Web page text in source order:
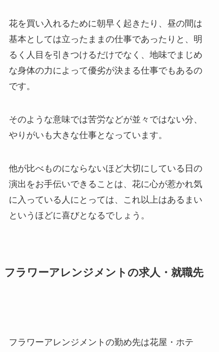
花を買い入れるために朝早く起きたり、昼の間は
基本としては立ったままの仕事であったりと、明
るく人目を引きつけるだけでなく、地味でまじめ
な身体の力によって優劣が決まる仕事でもあるの
です。
そのような意味では苦労などが並々ではない分、
やりがいも大きな仕事となっています。
他が比べものにならないほど大切にしている日の
演出をお手伝いできることは、花に心が惹かれ気
に入っている人にとっては、これ以上はあるまい
というほどに喜びとなるでしょう。
フラワーアレンジメントの求人・就職先
フラワーアレンジメントの勤め先は花屋・ホテ